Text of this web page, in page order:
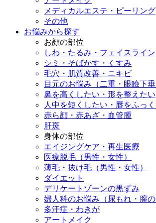
メディカルエステ・ピーリング
その他
お悩みから探す
お顔の部位
しわ・たるみ・フェイスライン
シミ・そばかす・くすみ
毛穴・肌質改善・ニキビ
目元のお悩み（二重・眼瞼下
鼻を高くしたい・形を整えたい
人中を短くしたい・唇をふっ
赤ら顔・赤あざ・血管腫
肝斑
身体の部位
エイジングケア・再生医療
医療脱毛（男性・女性）
薄毛・抜け毛（男性・女性）
ダイエット
デリケートゾーンの黒ずみ
婦人科のお悩み（尿もれ・膣
多汗症・わきが
アートメイク